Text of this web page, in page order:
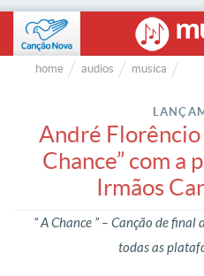
home audios musica
André Florêncio
Chance” com a
Irmãos
“ A Chance ” – Canção de
todas as